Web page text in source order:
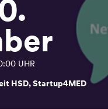
UHR
HSD, Startup4MED